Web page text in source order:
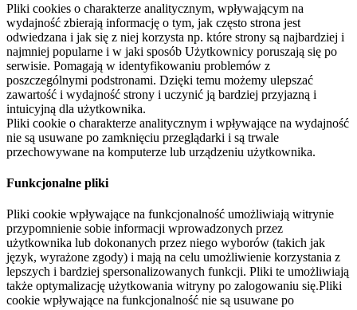
Pliki cookies o charakterze analitycznym, wpływającym na
wydajność zbierają informację o tym, jak często strona jest
odwiedzana i jak się z niej korzysta np. które strony są najbardziej i
najmniej popularne i w jaki sposób Użytkownicy poruszają się po
serwisie. Pomagają w identyfikowaniu problemów z
poszczególnymi podstronami. Dzięki temu możemy ulepszać
zawartość i wydajność strony i uczynić ją bardziej przyjazną i
intuicyjną dla użytkownika.
Pliki cookie o charakterze analitycznym i wpływające na wydajność
nie są usuwane po zamknięciu przeglądarki i są trwale
przechowywane na komputerze lub urządzeniu użytkownika.
Funkcjonalne pliki
Pliki cookie wpływające na funkcjonalność umożliwiają witrynie
przypomnienie sobie informacji wprowadzonych przez
użytkownika lub dokonanych przez niego wyborów (takich jak
język, wyrażone zgody) i mają na celu umożliwienie korzystania z
lepszych i bardziej spersonalizowanych funkcji. Pliki te umożliwiają
także optymalizację użytkowania witryny po zalogowaniu się.Pliki
cookie wpływające na funkcjonalność nie są usuwane po